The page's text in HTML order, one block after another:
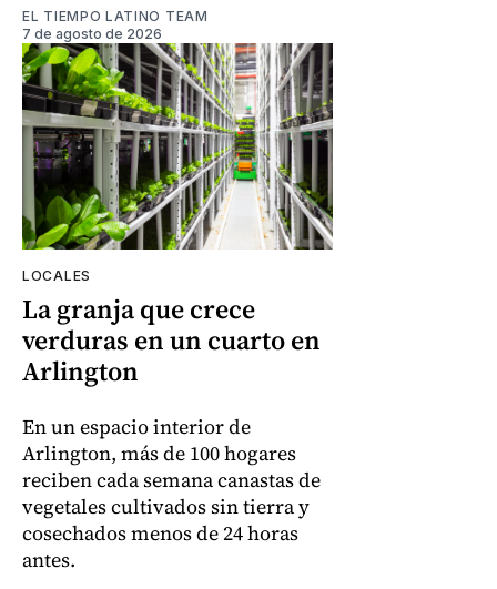
EL TIEMPO LATINO TEAM
7 de agosto de 2026
LOCALES
La granja que crece
verduras en un cuarto en
Arlington
En un espacio interior de
Arlington, más de 100 hogares
reciben cada semana canastas de
vegetales cultivados sin tierra y
cosechados menos de 24 horas
antes.